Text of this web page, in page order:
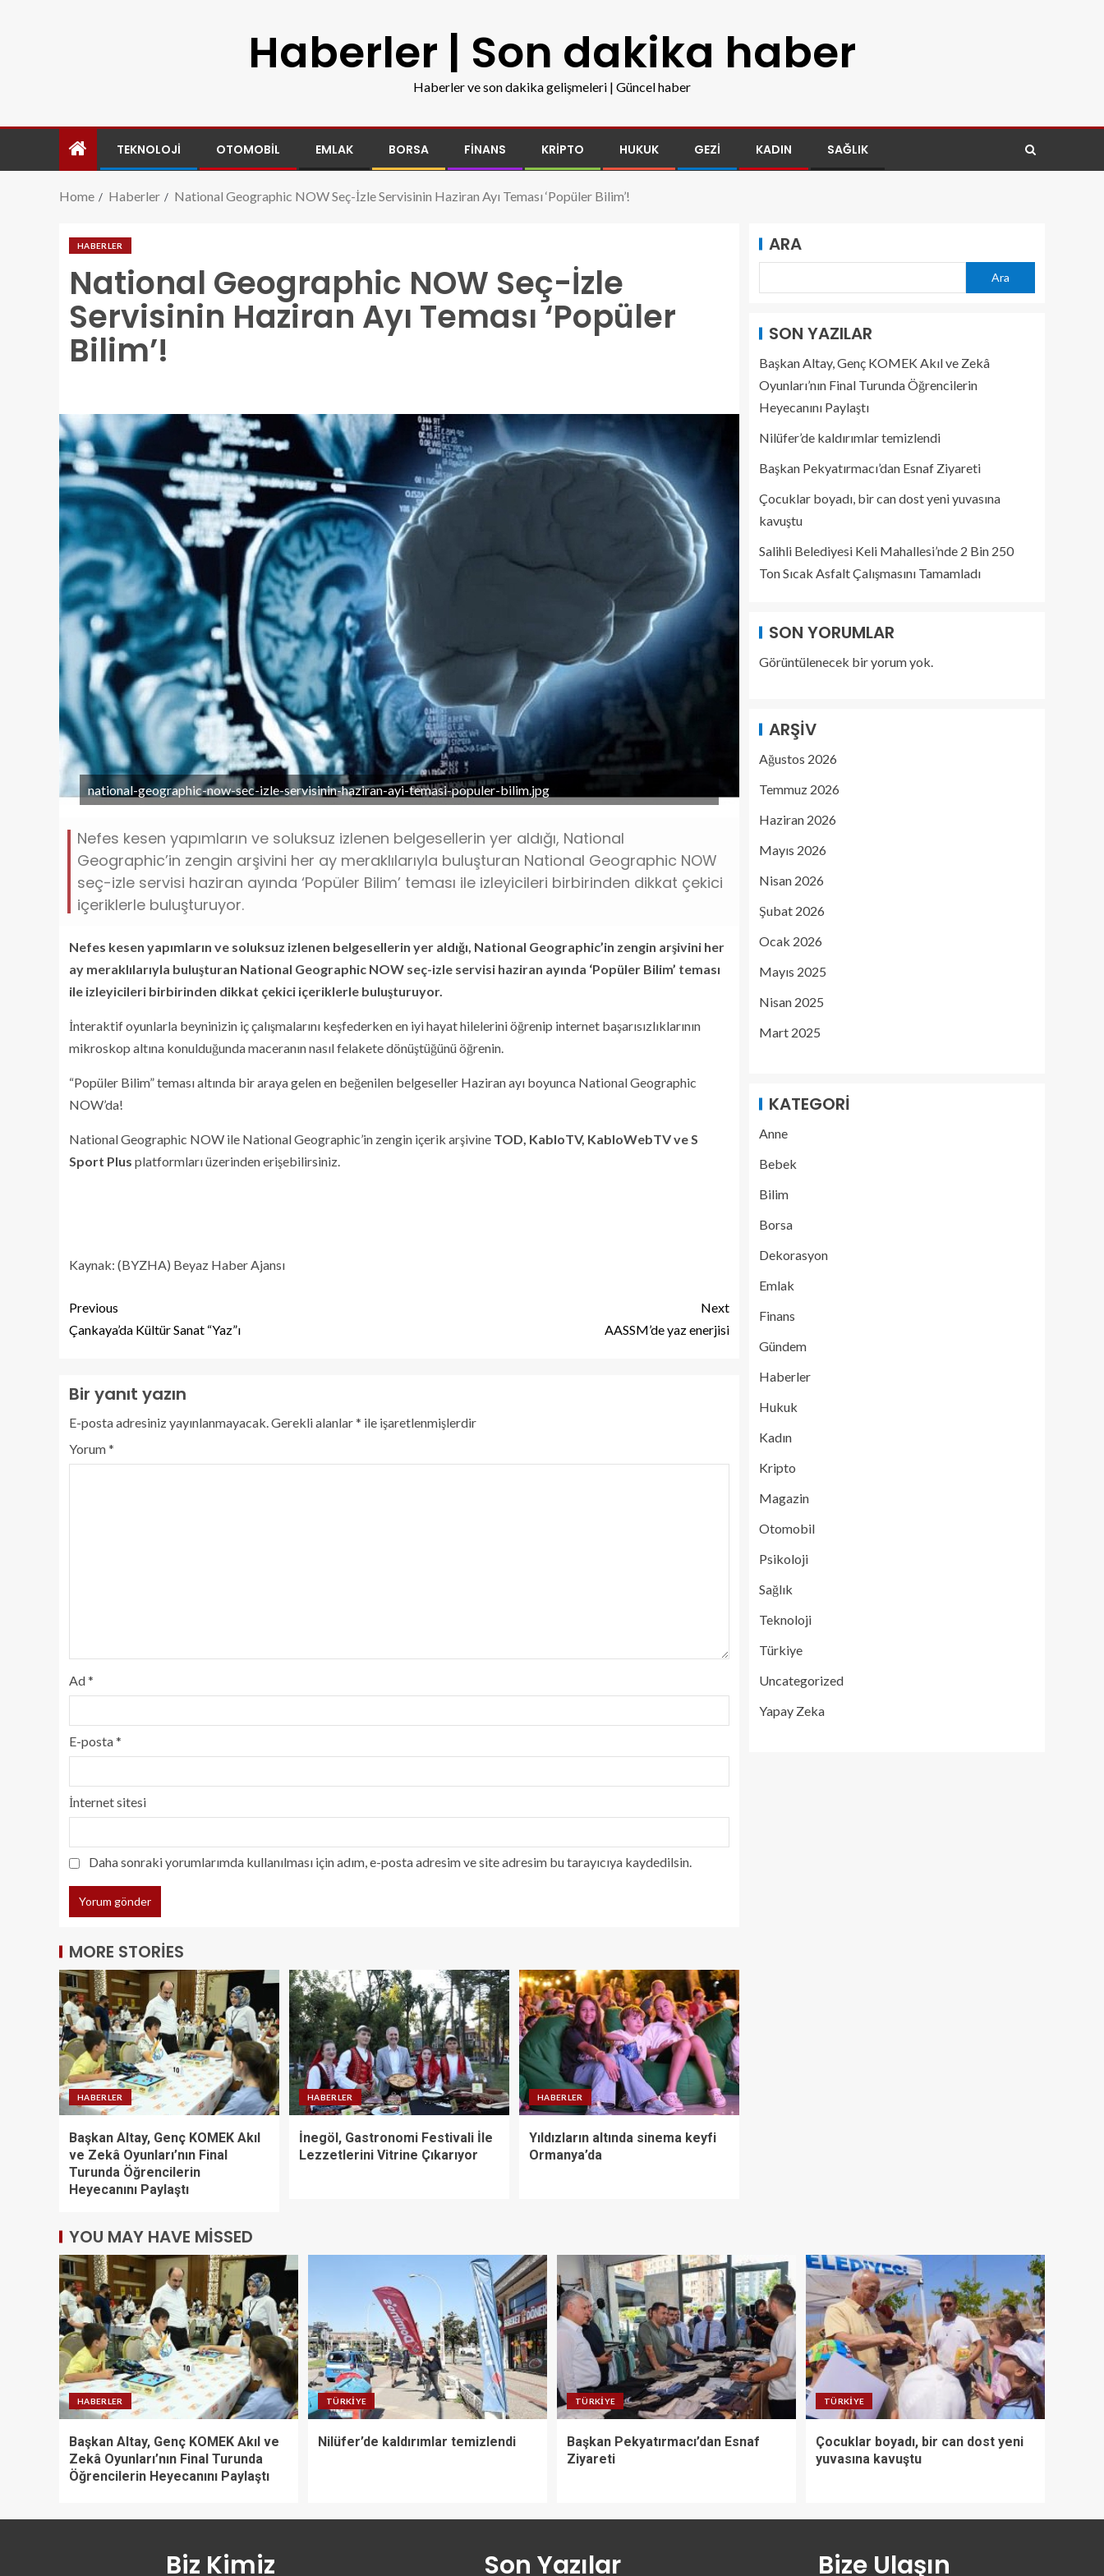
Haberler | Son dakika haber
Haberler ve son dakika gelişmeleri | Güncel haber
TEKNOLOJI OTOMOBIL EMLAK BORSA FINANS KRIPTO HUKUK GEZI KADIN SAĞLIK
Home Haberler National Geographic NOW Seç-İzle Servisinin Haziran Ayı Teması ‘Popüler Bilim’!
HABERLER
National Geographic NOW Seç-İzle
Servisinin Haziran Ayı Teması ‘Popüler
Bilim’!
national-geographic-now-sec-izle-servisinin-haziran-ayi-temasi-populer-bilim.jpg
Nefes kesen yapımların ve soluksuz izlenen belgesellerin yer aldığı, National
Geographic’in zengin arşivini her ay meraklılarıyla buluşturan National Geographic NOW
seç-izle servisi haziran ayında ‘Popüler Bilim’ teması ile izleyicileri birbirinden dikkat çekici
içeriklerle buluşturuyor.
Nefes kesen yapımların ve soluksuz izlenen belgesellerin yer aldığı, National Geographic’in zengin arşivini her
ay meraklılarıyla buluşturan National Geographic NOW seç-izle servisi haziran ayında ‘Popüler Bilim’ teması
ile izleyicileri birbirinden dikkat çekici içeriklerle buluşturuyor.
İnteraktif oyunlarla beyninizin iç çalışmalarını keşfederken en iyi hayat hilelerini öğrenip internet başarısızlıklarının
mikroskop altına konulduğunda maceranın nasıl felakete dönüştüğünü öğrenin.
“Popüler Bilim” teması altında bir araya gelen en beğenilen belgeseller Haziran ayı boyunca National Geographic
NOW’da!
National Geographic NOW ile National Geographic’in zengin içerik arşivine TOD, KabloTV, KabloWebTV ve S
Sport Plus platformları üzerinden erişebilirsiniz.
Kaynak: (BYZHA) Beyaz Haber Ajansı
Previous
Çankaya’da Kültür Sanat “Yaz”ı
Next
AASSM’de yaz enerjisi
Bir yanıt yazın
E-posta adresiniz yayınlanmayacak.Gerekli alanlar* ile işaretlenmişlerdir
Yorum*
Ad*
E-posta*
İnternet sitesi
Daha sonraki yorumlarımda kullanılması için adım, e-posta adresim ve site adresim bu tarayıcıya kaydedilsin.
MORE STORIES
HABERLER
Başkan Altay, Genç KOMEK Akıl
ve Zekâ Oyunları’nın Final
Turunda Öğrencilerin
Heyecanını Paylaştı
HABERLER
İnegöl, Gastronomi Festivali İle
Lezzetlerini Vitrine Çıkarıyor
HABERLER
Yıldızların altında sinema keyfi
Ormanya’da
ARA
Ara
SON YAZILAR
Başkan Altay, Genç KOMEK Akıl ve Zekâ
Oyunları’nın Final Turunda Öğrencilerin
Heyecanını Paylaştı
Nilüfer’de kaldırımlar temizlendi
Başkan Pekyatırmacı’dan Esnaf Ziyareti
Çocuklar boyadı, bir can dost yeni yuvasına
kavuştu
Salihli Belediyesi Keli Mahallesi’nde 2 Bin 250
Ton Sıcak Asfalt Çalışmasını Tamamladı
SON YORUMLAR
Görüntülenecek bir yorum yok.
ARŞIV
Ağustos 2026
Temmuz 2026
Haziran 2026
Mayıs 2026
Nisan 2026
Şubat 2026
Ocak 2026
Mayıs 2025
Nisan 2025
Mart 2025
KATEGORI
Anne
Bebek
Bilim
Borsa
Dekorasyon
Emlak
Finans
Gündem
Haberler
Hukuk
Kadın
Kripto
Magazin
Otomobil
Psikoloji
Sağlık
Teknoloji
Türkiye
Uncategorized
Yapay Zeka
YOU MAY HAVE MISSED
HABERLER
Başkan Altay, Genç KOMEK Akıl ve
Zekâ Oyunları’nın Final Turunda
Öğrencilerin Heyecanını Paylaştı
TÜRKIYE
Nilüfer’de kaldırımlar temizlendi
TÜRKIYE
Başkan Pekyatırmacı’dan Esnaf
Ziyareti
TÜRKIYE
Çocuklar boyadı, bir can dost yeni
yuvasına kavuştu
Biz Kimiz Son Yazılar Bize Ulaşın